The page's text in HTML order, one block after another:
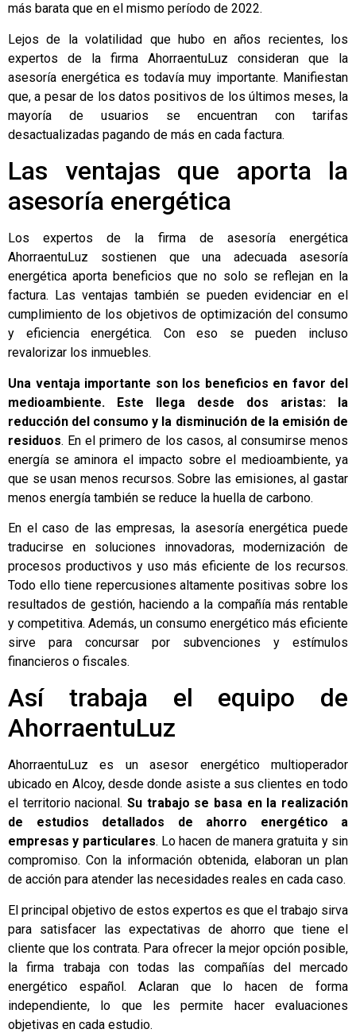
más barata que en el mismo período de 2022.
Lejos de la volatilidad que hubo en años recientes, los
expertos de la firma AhorraentuLuz consideran que la
asesoría energéticaes todavía muy importante. Manifiestan
que, a pesar de los datos positivos de los últimos meses, la
mayoría de usuarios se encuentran con tarifas
desactualizadas pagando de más en cada factura.
Las ventajas que aporta la
asesoría energética
Los expertos de la firma de asesoría energética
AhorraentuLuz sostienen que una adecuada asesoría
energética aporta beneficios que no solo se reflejan en la
factura. Las ventajas también se pueden evidenciar en el
cumplimiento de los objetivos de optimización del consumo
y eficiencia energética. Con eso se pueden incluso
revalorizar los inmuebles.
Una ventaja importante son los beneficios en favor del
medioambiente. Este llega desde dos aristas: la
reducción del consumo y la disminución de la emisión de
residuos. En el primero de los casos, al consumirse menos
energía se aminora el impacto sobre el medioambiente, ya
que se usan menos recursos. Sobre las emisiones, al gastar
menos energía también se reduce la huella de carbono.
En el caso de las empresas, la asesoría energética puede
traducirse en soluciones innovadoras, modernización de
procesos productivos y uso más eficiente de los recursos.
Todo ello tiene repercusiones altamente positivas sobre los
resultados de gestión, haciendo a la compañía más rentable
y competitiva. Además, un consumo energético más eficiente
sirve para concursar por subvenciones y estímulos
financieros o fiscales.
Así trabaja el equipo de
AhorraentuLuz
AhorraentuLuz es un asesor energético multioperador
ubicado en Alcoy, desde donde asiste a sus clientes en todo
el territorio nacional. Su trabajo se basa en la realización
de estudios detallados de ahorro energético a
empresas y particulares. Lo hacen de manera gratuita y sin
compromiso. Con la información obtenida, elaboran un plan
de acción para atender las necesidades reales en cada caso.
El principal objetivo de estos expertos es que el trabajo sirva
para satisfacer las expectativas de ahorro que tiene el
cliente que los contrata. Para ofrecer la mejor opción posible,
la firma trabaja con todas las compañías del mercado
energético español. Aclaran que lo hacen de forma
independiente, lo que les permite hacer evaluaciones
objetivas en cada estudio.